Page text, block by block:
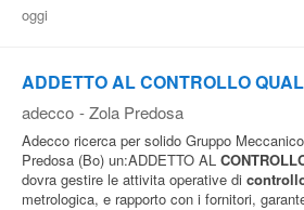
oggi
ADDETTO AL CONTROLLO
adecco - Zola Predosa
Adecco ricerca per solido Gruppo
Predosa (Bo) un:ADDETTO AL
dovra gestire le attivita operative di
metrologica, e rapporto con i fornitori,